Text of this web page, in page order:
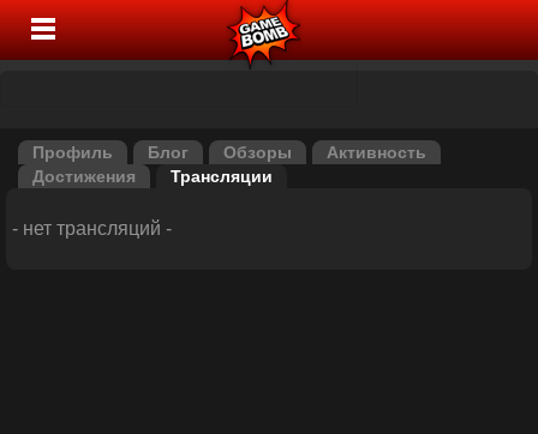
Профиль Блог Обзоры
Активность
Достижения
Трансляции
- нет трансляций -